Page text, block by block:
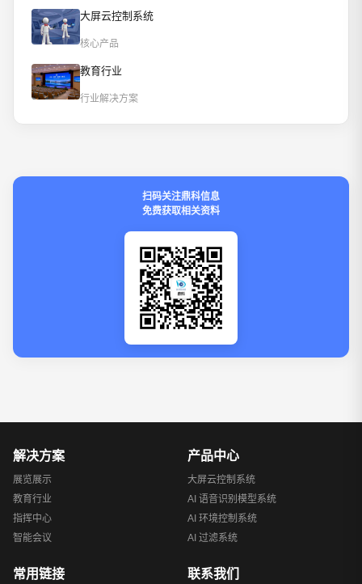
大屏云控制系统
核心产品
教育行业
行业解决方案
扫码关注鼎科信息
免费获取相关资料
产品中心
大屏云控制系统
AI 语音识别模型系统
AI 环境控制系统
AI 过滤系统
解决方案
展览展示
教育行业
指挥中心
智能会议
常用链接 联系我们